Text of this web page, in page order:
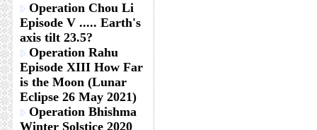
Operation Chou Li
Episode V ..... Earth's
axis tilt 23.5?
Operation Rahu
Episode XIII How Far
is the Moon (Lunar
Eclipse 26 May 2021)
Operation Bhishma
Winter Solstice 2020